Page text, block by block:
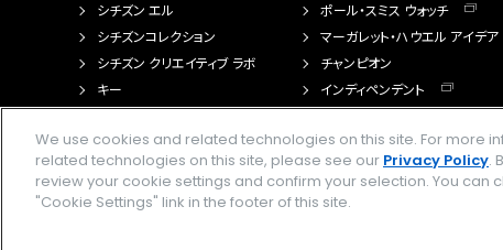
シチズン エル
シチズンコレクション
シチズン クリエイティブ ラボ
キー
ポール・スミス ウォッチ
マーガレット・ハウエル アイデア
チャンピオン
インディペンデント
We use cookies and related technologies on this site. For more
related technologies on this site, please see our Privacy Policy.
review your cookie settings and confirm your selection. You can
"Cookie Settings" link in the footer of this site.